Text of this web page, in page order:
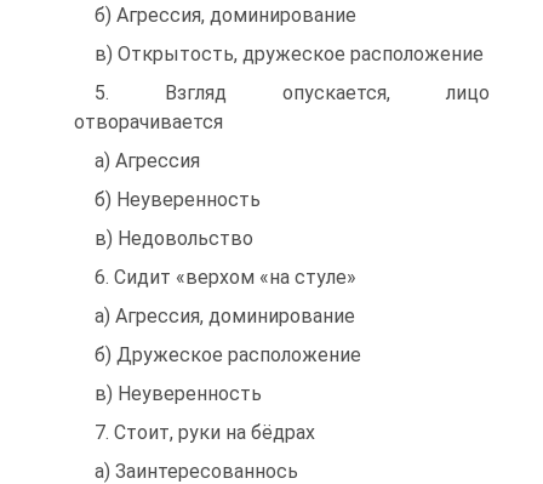
б) Агрессия, доминирование
в) Открытость, дружеское расположение
5. Взгляд опускается, лицо
отворачивается
а) Агрессия
б) Неуверенность
в) Недовольство
6. Сидит «верхом «на стуле»
а) Агрессия, доминирование
б) Дружеское расположение
в) Неуверенность
7. Стоит, руки на бёдрах
а) Заинтересованнось